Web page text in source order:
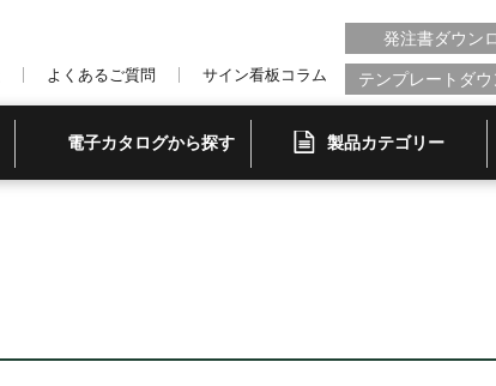
発注書ダウン
テンプレートダウ
よくあるご質問 サイン看板コラム
電子カタログから探す 製品カテゴリー